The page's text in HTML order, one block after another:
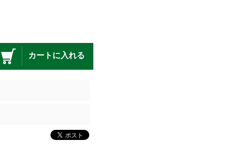
カートに入れる